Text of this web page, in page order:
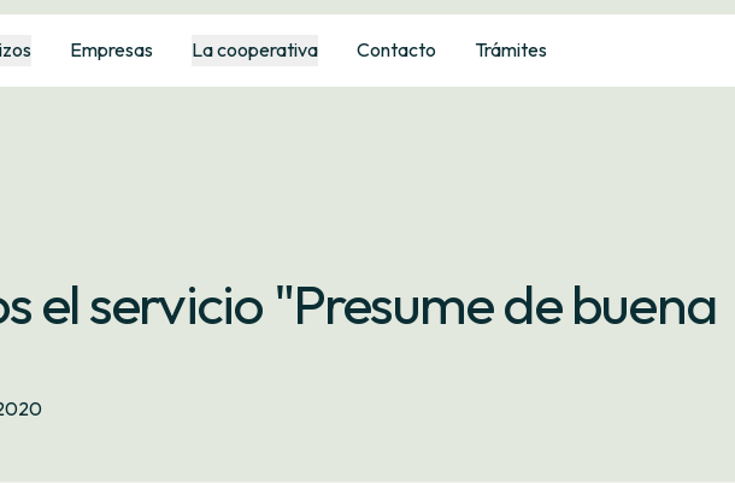
Empresas La cooperativa Contacto Trámites
el servicio "Presume de buena